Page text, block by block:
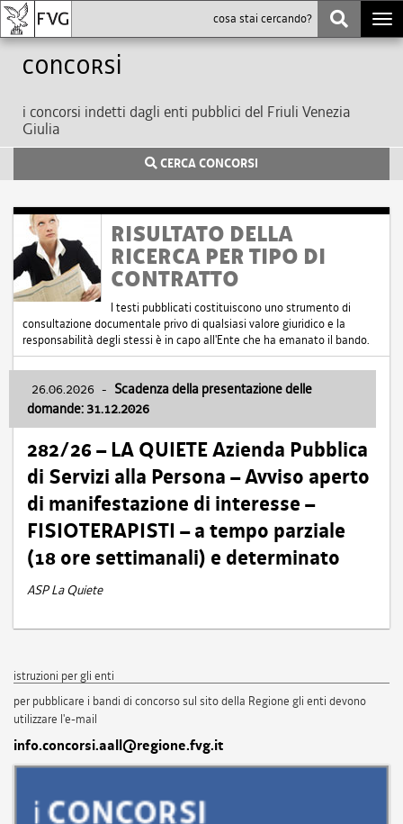
Concorsi
i concorsi indetti dagli enti pubblici del Friuli Venezia
Giulia
CERCA CONCORSI
RISULTATO DELLA
RICERCA PER TIPO DI
CONTRATTO
I testi pubblicati costituiscono uno strumento di
consultazione documentale privo di qualsiasi valore giuridico e la
responsabilità degli stessi è in capo all'Ente che ha emanato il bando.
26.06.2026 - Scadenza della presentazione delle
domande: 31.12.2026
282/26 – LA QUIETE Azienda Pubblica
di Servizi alla Persona – Avviso aperto
di manifestazione di interesse –
FISIOTERAPISTI – a tempo parziale
(18 ore settimanali) e determinato
ASP La Quiete
istruzioni per gli enti
per pubblicare i bandi di concorso sul sito della Regione gli enti devono
utilizzare l'e-mail
info.concorsi.aall@regione.fvg.it